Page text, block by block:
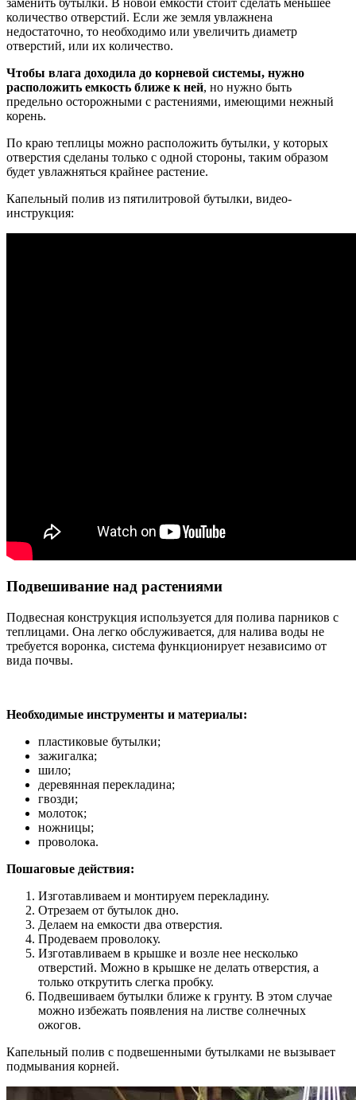
количество отверстий. Если же земля увлажнена
недостаточно, то необходимо или увеличить диаметр
отверстий, или их количество.
Чтобы влага доходила до корневой системы, нужно
расположить емкость ближе к ней, но нужно быть
предельно осторожными с растениями, имеющими нежный
корень.
По краю теплицы можно расположить бутылки, у которых
отверстия сделаны только с одной стороны, таким образом
будет увлажняться крайнее растение.
Капельный полив из пятилитровой бутылки, видео-
инструкция:
Подвешивание над растениями
Подвесная конструкция используется для полива парников с
теплицами. Она легко обслуживается, для налива воды не
требуется воронка, система функционирует независимо от
вида почвы.
Необходимые инструменты и материалы:
пластиковые бутылки;
зажигалка;
шило;
деревянная перекладина;
гвозди;
молоток;
ножницы;
проволока.
Пошаговые действия:
Изготавливаем и монтируем перекладину.
Отрезаем от бутылок дно.
Делаем на емкости два отверстия.
Продеваем проволоку.
Изготавливаем в крышке и возле нее несколько
отверстий. Можно в крышке не делать отверстия, а
только открутить слегка пробку.
Подвешиваем бутылки ближе к грунту. В этом случае
можно избежать появления на листве солнечных
ожогов.
Капельный полив с подвешенными бутылками не вызывает
подмывания корней.